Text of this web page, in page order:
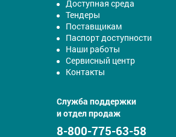
Доступная среда
Тендеры
Поставщикам
Паспорт доступности
Наши работы
Сервисный центр
Контакты
Служба поддержки
и отдел продаж
8-800-775-63-58